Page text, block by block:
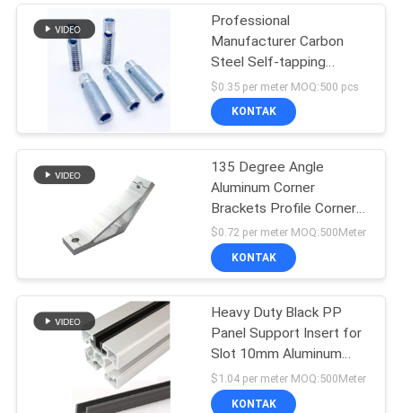
Aksesoris pipa
aluminium
Roda Caster Industri
Professional
Manufacturer Carbon
Steel Self-tapping
Automatic Connector for
Aluminum Profile
$0.35 per meter MOQ:500 pcs
KONTAK
135 Degree Angle
Aluminum Corner
Brackets Profile Corner
Joint Connectors for
2020 3030 4040
Aluminum Profile
$0.72 per meter MOQ:500Meter
KONTAK
Heavy Duty Black PP
Panel Support Insert for
Slot 10mm Aluminum
Profile
$1.04 per meter MOQ:500Meter
KONTAK